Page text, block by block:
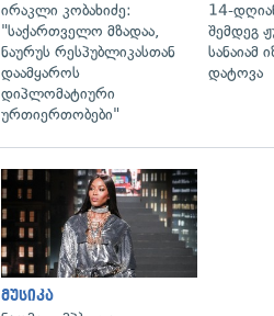
ირაკლი კობახიძე:
"საქართველო მზადაა,
ნაურუს რესპუბლიკასთან
დაამყაროს
დიპლომატიური
ურთიერთობები"
14-
შემდეგ
დატოვა
მუსიკა